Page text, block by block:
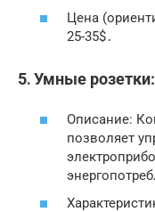
Цена
25-35$․
5․ Умные
Описание:
позволяет